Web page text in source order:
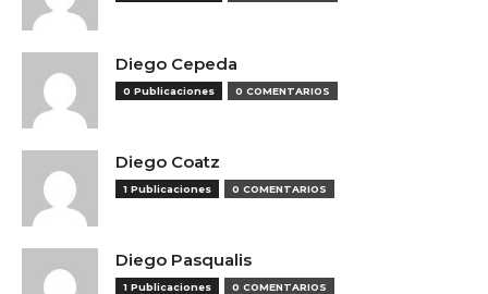
Diego Cepeda
0 Publicaciones 0 COMENTARIOS
Diego Coatz
1 Publicaciones 0 COMENTARIOS
Diego Pasqualis
1 Publicaciones 0 COMENTARIOS